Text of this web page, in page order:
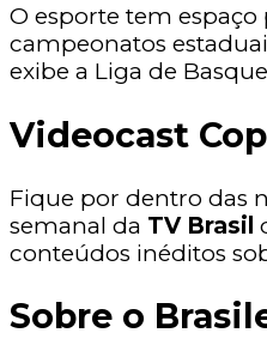
O esporte tem
campeonatos
exibe a Liga de
Videocast
Fique por dentro das
semanal da TV Brasil
conteúdos inéditos
Sobre o